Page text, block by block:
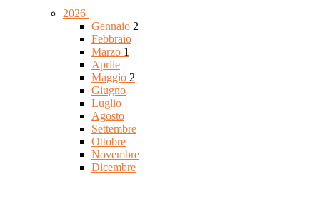
2026
Gennaio 2
Febbraio
Marzo 1
Aprile
Maggio 2
Giugno
Luglio
Agosto
Settembre
Ottobre
Novembre
Dicembre